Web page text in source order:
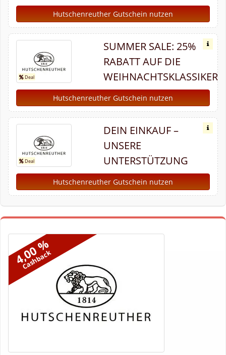
Hutschenreuther Gutschein nutzen
SUMMER SALE: 25%
RABATT AUF DIE
WEIHNACHTSKLASSIKER
Hutschenreuther Gutschein nutzen
DEIN EINKAUF –
UNSERE
UNTERSTÜTZUNG
Hutschenreuther Gutschein nutzen
4,00 %
Cashback